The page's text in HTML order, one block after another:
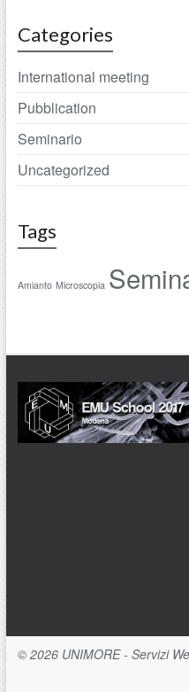
Categories
International meeting
Pubblication
Seminario
Uncategorized
Tags
Amianto Microscopia
© 2026 UNIMORE- Servizi